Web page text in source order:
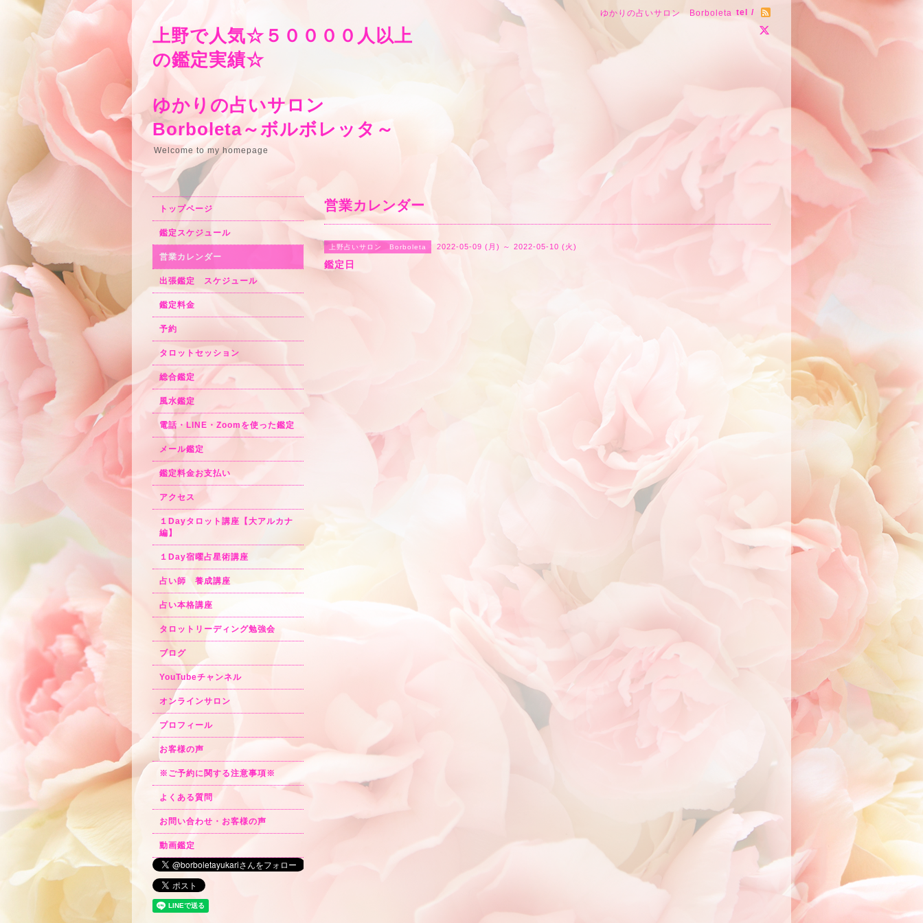
ゆかりの占いサロン Borboleta tel /
上野で人気☆５００００人以上
の鑑定実績☆
ゆかりの占いサロン
Borboleta～ボルボレッタ～
Welcome to my homepage
営業カレンダー
上野占いサロン Borboleta 2022-05-09 (月) ～ 2022-05-10 (火)
鑑定日
トップページ
鑑定スケジュール
営業カレンダー
出張鑑定 スケジュール
鑑定料金
予約
タロットセッション
総合鑑定
風水鑑定
電話・LINE・Zoomを使った鑑定
メール鑑定
鑑定料金お支払い
アクセス
１Dayタロット講座【大アルカナ
編】
１Day宿曜占星術講座
占い師 養成講座
占い本格講座
タロットリーディング勉強会
ブログ
YouTubeチャンネル
オンラインサロン
プロフィール
お客様の声
※ご予約に関する注意事項※
よくある質問
お問い合わせ・お客様の声
動画鑑定